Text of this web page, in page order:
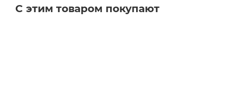
С этим товаром покупают